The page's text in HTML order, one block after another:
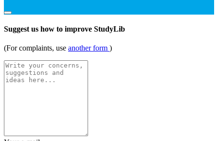
Suggest us how to improve StudyLib
(For complaints, use another form )